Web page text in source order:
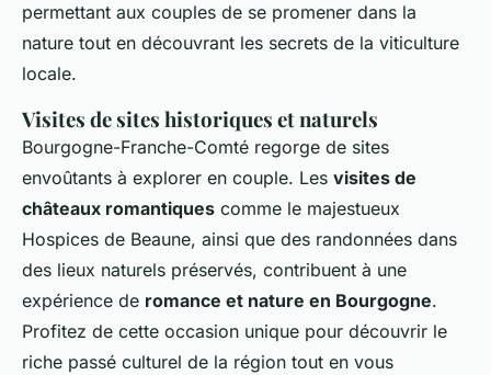
permettant aux couples de se promener dans la
nature tout en découvrant les secrets de la viticulture
locale.
Visites de sites historiques et naturels
Bourgogne-Franche-Comté regorge de sites
envoûtants à explorer en couple. Les visites de
châteaux romantiques comme le majestueux
Hospices de Beaune, ainsi que des randonnées dans
des lieux naturels préservés, contribuent à une
expérience de romance et nature en Bourgogne.
Profitez de cette occasion unique pour découvrir le
riche passé culturel de la région tout en vous